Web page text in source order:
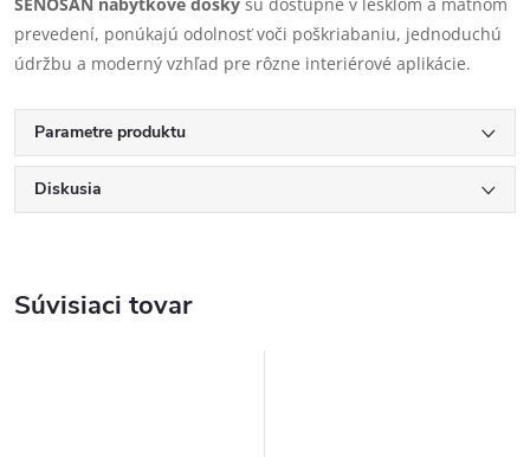
prevedení, ponúkajú odolnosť voči poškriabaniu, jednoduchú
údržbu a moderný vzhľad pre rôzne interiérové aplikácie.
Parametre produktu
Diskusia
Súvisiaci tovar